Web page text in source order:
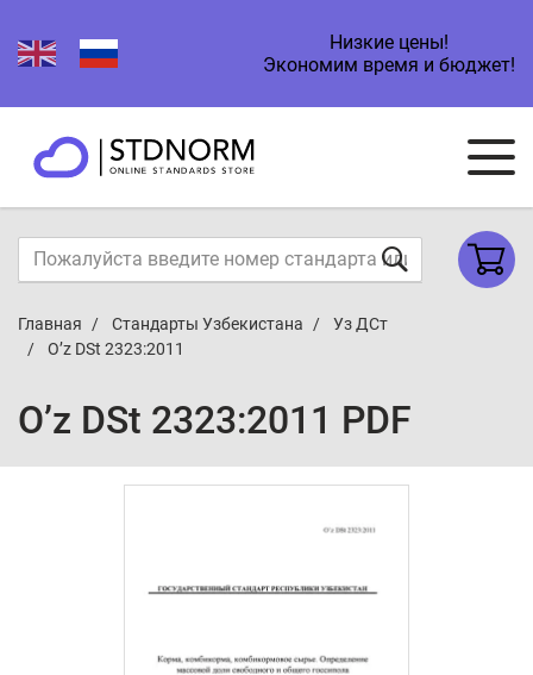
Низкие цены!
Экономим время и бюджет!
Главная Стандарты Узбекистана
Уз ДСт
O’z DSt 2323:2011
O’z DSt 2323:2011 PDF